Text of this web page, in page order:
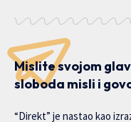
Mislite svojom
sloboda misli i
“Direkt” je nastao kao